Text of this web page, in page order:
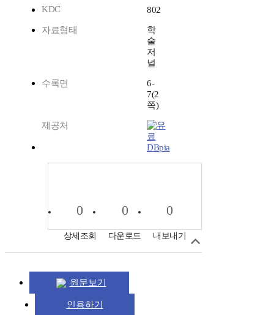
KDC
802
자료형태
학
술
저
널
수록면
6-
7(2
쪽)
제공처
DBpia
0
상세조회
0
다운로드
0
내보내기
원문보기
인용하기